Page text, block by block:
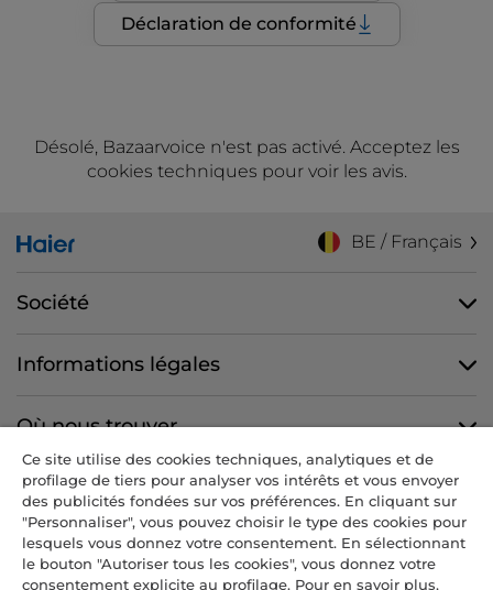
Déclaration de conformité
Désolé, Bazaarvoice n'est pas activé. Acceptez les
cookies techniques pour voir les avis.
BE / Français
Société
Informations légales
Où nous trouver
Nous suivre
Ce site utilise des cookies techniques, analytiques et de
profilage de tiers pour analyser vos intérêts et vous envoyer
des publicités fondées sur vos préférences. En cliquant sur
"Personnaliser", vous pouvez choisir le type des cookies pour
lesquels vous donnez votre consentement. En sélectionnant
le bouton "Autoriser tous les cookies", vous donnez votre
consentement explicite au profilage. Pour en savoir plus,